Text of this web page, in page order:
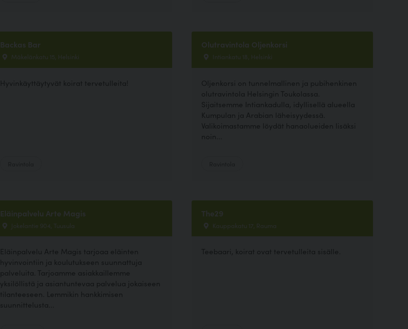
Backas Bar
Mäkelänkatu 15, Helsinki
Hyvinkäyttäytyvät koirat tervetulleita!
Olutravintola Oljenkorsi
Intiankatu 18, Helsinki
Oljenkorsi on tunnelmallinen ja pubihenkinen
olutravintola Helsingin Toukolassa.
Sijaitsemme Intiankadulla, idyllisellä alueella
Kumpulan ja Arabian läheisyydessä.
Valikoimastamme löydät hanaolueiden lisäksi
noin...
Eläinpalvelu Arte Magis
Jokelantie 904, Tuusula
Eläinpalvelu Arte Magis tarjoaa eläinten
hyvinvointiin ja koulutukseen suunnattuja
palveluita. Tarjoamme asiakkaillemme
yksilöllistä ja asiantuntevaa palvelua jokaiseen
tilanteeseen. Lemmikin hankkimisen
suunnittelusta...
The29
Kauppakatu 17, Rauma
Teebaari, koirat ovat tervetulleita sisälle.